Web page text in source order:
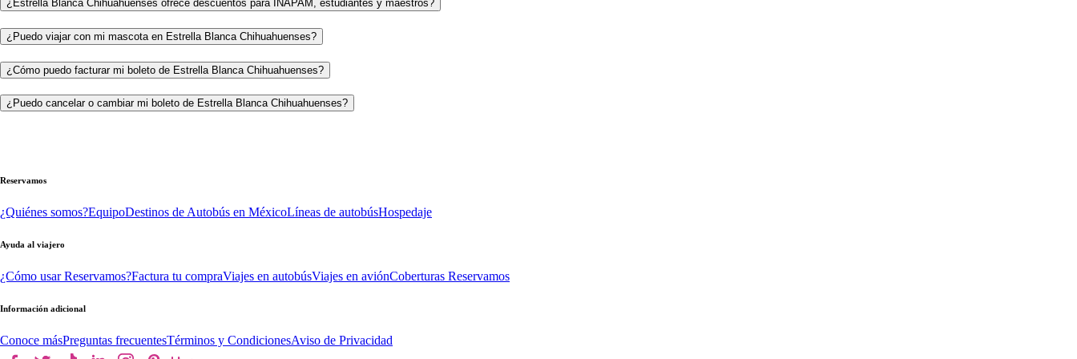
¿Estrella Blanca Chihuahuenses ofrece descuentos para INAPAM, estudiantes y maestros?
¿Puedo viajar con mi mascota en Estrella Blanca Chihuahuenses?
¿Cómo puedo facturar mi boleto de Estrella Blanca Chihuahuenses?
¿Puedo cancelar o cambiar mi boleto de Estrella Blanca Chihuahuenses?
Reservamos
¿Quiénes somos?EquipoDestinos de Autobús en MéxicoLíneas de autobúsHospedaje
Ayuda al viajero
¿Cómo usar Reservamos?Factura tu compraViajes en autobúsViajes en aviónCoberturas Reservamos
Información adicional
Conoce másPreguntas frecuentesTérminos y CondicionesAviso de Privacidad